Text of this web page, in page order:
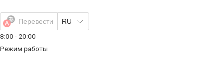
содержимому
Перевести
RU
8:00 - 20:00
Режим работы